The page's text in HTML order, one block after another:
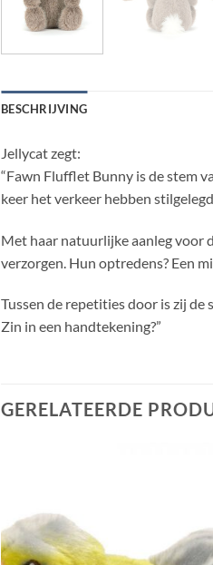
BESCHRIJVING
Jellycat zegt:
“Fawn Flufflet Bunny is de stem
keer het verkeer hebben
Met haar natuurlijke aanleg voor
verzorgen. Hun optredens? Een
Tussen de repetities door is zij
Zin in een handtekening?”
GERELATEERDE